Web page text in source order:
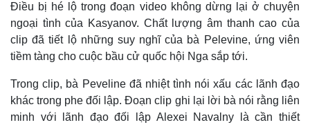
Điều bị hé lộ trong đoạn video không dừng lại ở chuyện
ngoại tình của Kasyanov. Chất lượng âm thanh cao của
clip đã tiết lộ những suy nghĩ của bà Pelevine, ứng viên
tiềm tàng cho cuộc bầu cử quốc hội Nga sắp tới.
Trong clip, bà Peveline đã nhiệt tình nói xấu các lãnh đạo
khác trong phe đối lập. Đoạn clip ghi lại lời bà nói rằng liên
minh với lãnh đạo đối lập Alexei Navalny là cần thiết